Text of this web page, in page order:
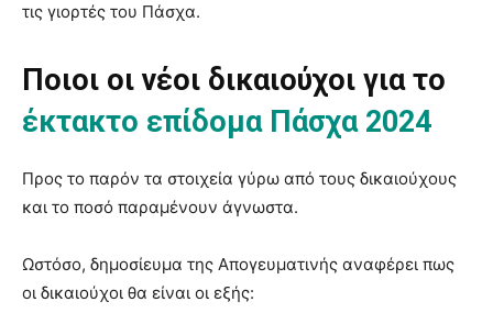
τις γιορτές του Πάσχα.
Ποιοι οι νέοι δικαιούχοι για το
έκτακτο επίδομα Πάσχα 2024
Προς το παρόν τα στοιχεία γύρω από τους δικαιούχους
και το ποσό παραμένουν άγνωστα.
Ωστόσο, δημοσίευμα της Απογευματινής αναφέρει πως
οι δικαιούχοι θα είναι οι εξής: